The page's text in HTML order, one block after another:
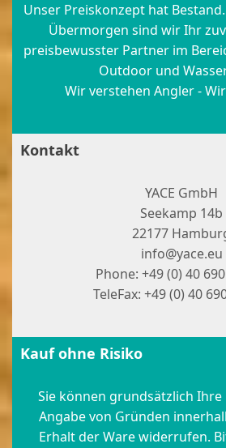
Unser Preiskonzept hat
Übermorgen sind wir Ihr
preisbewusster Partner im
Outdoor und
Wir verstehen Angler -
Kontakt
YACE GmbH
Seekamp 14b
22177
info@yace.eu
Phone: +49 (0) 40
TeleFax: +49 (0) 40
Kauf ohne Risiko
Sie können grundsätzlich
Angabe von Gründen
Erhalt der Ware widerrufen.